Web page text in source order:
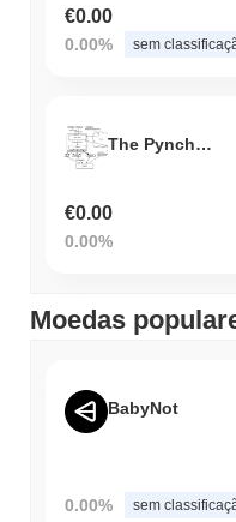
€0.00
0.00% sem
The Pynchon Gate
€0.00
0.00%
Moedas
BabyNot
0.00% sem